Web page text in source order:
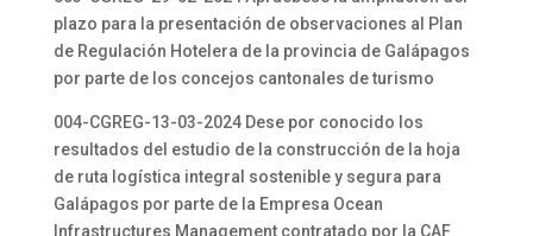
plazo para la presentación de observaciones al Plan
de Regulación Hotelera de la provincia de Galápagos
por parte de los concejos cantonales de turismo
004-CGREG-13-03-2024 Dese por conocido los
resultados del estudio de la construcción de la hoja
de ruta logística integral sostenible y segura para
Galápagos por parte de la Empresa Ocean
Infrastructures Management contratado por la CAF